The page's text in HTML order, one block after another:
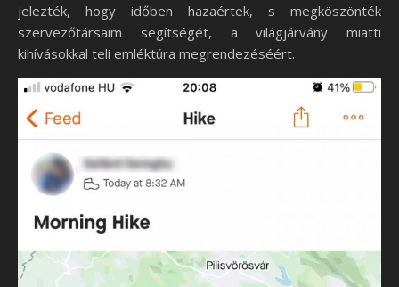
jelezték, hogy időben hazaértek, s megköszönték
szervezőtársaim segítségét, a világjárvány miatti
kihívásokkal teli emléktúra megrendezéséért.